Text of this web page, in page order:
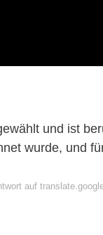
und ist
wurde, und
auf